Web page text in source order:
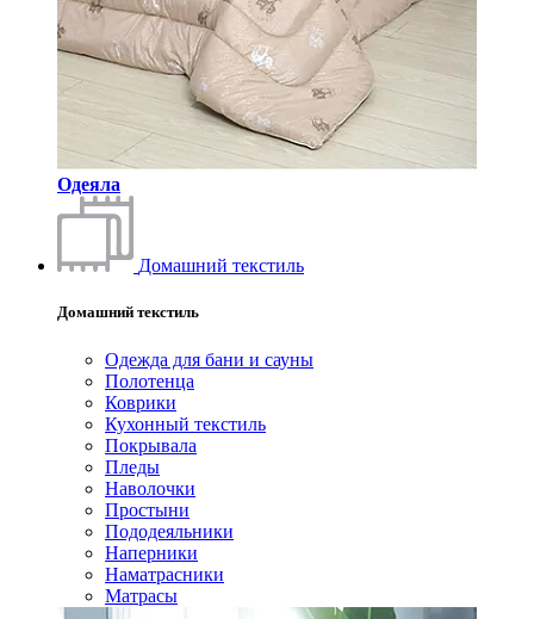
Одеяла
Домашний текстиль
Домашний текстиль
Одежда для бани и сауны
Полотенца
Коврики
Кухонный текстиль
Покрывала
Пледы
Наволочки
Простыни
Пододеяльники
Наперники
Наматрасники
Матрасы